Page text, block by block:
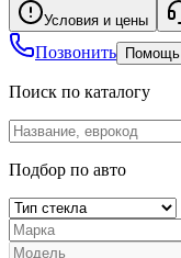
Условия и цены
Позвонить Помощь
Поиск по каталогу
Подбор по авто